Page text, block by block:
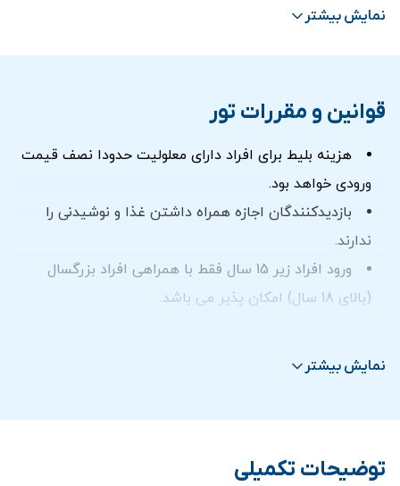
نمایش بیشتر
قوانین و مقررات تور
هزینه بلیط برای افراد دارای معلولیت حدودا نصف قیمت
ورودی خواهد بود.
بازدیدکنندگان اجازه همراه داشتن غذا و نوشیدنی را
ندارند.
ورود افراد زیر 15 سال فقط با همراهی افراد بزرگسال
(بالای 18 سال) امکان پذیر می باشد.
امکان کنسلی بلیط خریداری شده پس از خرید وجود ندارد.
نمایش بیشتر
توضیحات تکمیلی